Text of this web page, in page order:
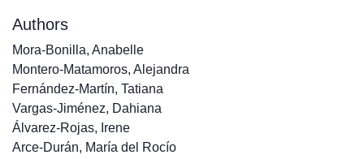
Authors
Mora-Bonilla, Anabelle
Montero-Matamoros, Alejandra
Fernández-Martín, Tatiana
Vargas-Jiménez, Dahiana
Álvarez-Rojas, Irene
Arce-Durán, María del Rocío